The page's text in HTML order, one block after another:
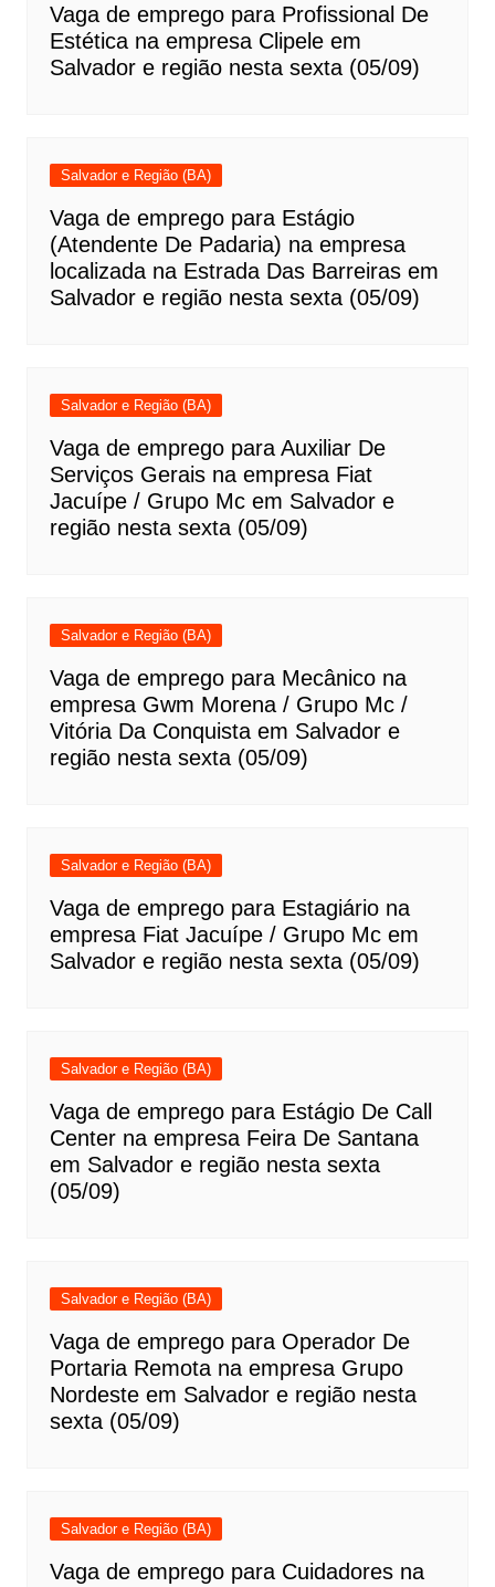
Vaga de emprego para Profissional De
Estética na empresa Clipele em
Salvador e região nesta sexta (05/09)
Salvador e Região (BA)
Vaga de emprego para Estágio
(Atendente De Padaria) na empresa
localizada na Estrada Das Barreiras em
Salvador e região nesta sexta (05/09)
Salvador e Região (BA)
Vaga de emprego para Auxiliar De
Serviços Gerais na empresa Fiat
Jacuípe / Grupo Mc em Salvador e
região nesta sexta (05/09)
Salvador e Região (BA)
Vaga de emprego para Mecânico na
empresa Gwm Morena / Grupo Mc /
Vitória Da Conquista em Salvador e
região nesta sexta (05/09)
Salvador e Região (BA)
Vaga de emprego para Estagiário na
empresa Fiat Jacuípe / Grupo Mc em
Salvador e região nesta sexta (05/09)
Salvador e Região (BA)
Vaga de emprego para Estágio De Call
Center na empresa Feira De Santana
em Salvador e região nesta sexta
(05/09)
Salvador e Região (BA)
Vaga de emprego para Operador De
Portaria Remota na empresa Grupo
Nordeste em Salvador e região nesta
sexta (05/09)
Salvador e Região (BA)
Vaga de emprego para Cuidadores na